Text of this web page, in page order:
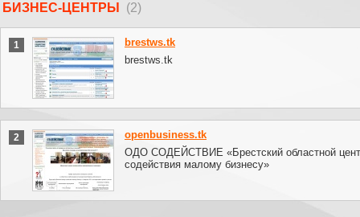
БИЗНЕС-ЦЕНТРЫ (2)
1
brestws.tk
brestws.tk
2
openbusiness.tk
ОДО СОДЕЙСТВИЕ «Брестский областной
содействия малому бизнесу»